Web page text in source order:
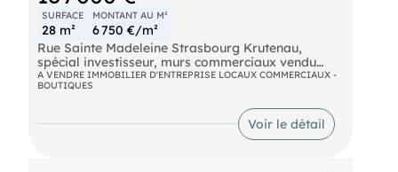
SURFACE
28 m²
MONTANT AU M²
6 750 €/m²
Rue Sainte Madeleine Strasbourg Krutenau,
spécial investisseur, murs commerciaux vendu
loués, activité coiffeur, surface 28 m² + cave, loyer
mensuel perçu 750 € HT, charges 30€, taxe
foncière 40€, nous consulter pour tous
renseignements supplémentaires.
A VENDRE IMMOBILIER D'ENTREPRISE LOCAUX COMMERCIAUX -
BOUTIQUES
Voir le détail